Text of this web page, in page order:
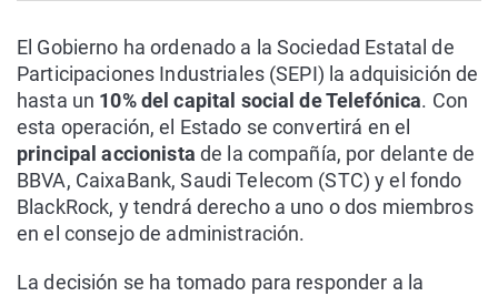
El Gobierno ha ordenado a la Sociedad Estatal de
Participaciones Industriales (SEPI) la adquisición de
hasta un 10% del capital social de Telefónica. Con
esta operación, el Estado se convertirá en el
principal accionista de la compañía, por delante de
BBVA, CaixaBank, Saudi Telecom (STC) y el fondo
BlackRock, y tendrá derecho a uno o dos miembros
en el consejo de administración.
La decisión se ha tomado para responder a la